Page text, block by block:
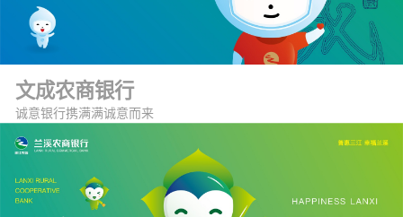
文成农商银行
诚意银行携满满诚意而来